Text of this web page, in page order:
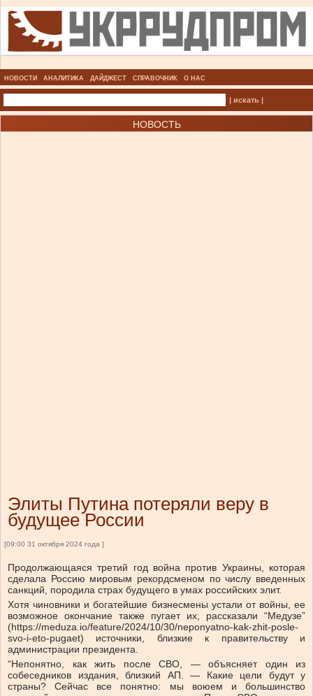
НОВОСТИ АНАЛИТИКА ДАЙДЖЕСТ СПРАВОЧНИК О НАС
| искать |
НОВОСТЬ
Элиты Путина потеряли веру в
будущее России
[09:00 31 октября 2024 года ]
Продолжающаяся третий год война против Украины, которая
сделала Россию мировым рекордсменом по числу введенных
санкций, породила страх будущего в умах российских элит.
Хотя чиновники и богатейшие бизнесмены устали от войны, ее
возможное окончание также пугает их, рассказали “Медузе”
(https://meduza.io/feature/2024/10/30/neponyatno-kak-zhit-posle-
svo-i-eto-pugaet) источники, близкие к правительству и
администрации президента.
“Непонятно, как жить после СВО, — объясняет один из
собеседников издания, близкий АП. — Какие цели будут у
страны? Сейчас все понятно: мы воюем и большинство